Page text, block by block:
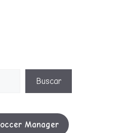
Buscar
Manager